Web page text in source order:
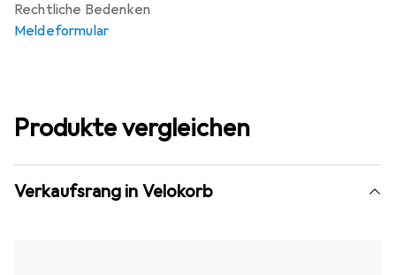
Rechtliche Bedenken
Meldeformular
Produkte vergleichen
Verkaufsrang in Velokorb